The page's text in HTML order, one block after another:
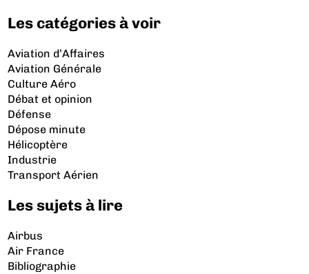
Les catégories à voir
Aviation d’Affaires
Aviation Générale
Culture Aéro
Débat et opinion
Défense
Dépose minute
Hélicoptère
Industrie
Transport Aérien
Les sujets à lire
Airbus
Air France
Bibliographie